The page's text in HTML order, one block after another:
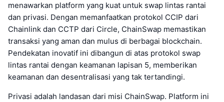
menawarkan platform yang kuat untuk swap lintas rantai
dan privasi. Dengan memanfaatkan protokol CCIP dari
Chainlink dan CCTP dari Circle, ChainSwap memastikan
transaksi yang aman dan mulus di berbagai blockchain.
Pendekatan inovatif ini dibangun di atas protokol swap
lintas rantai dengan keamanan lapisan 5, memberikan
keamanan dan desentralisasi yang tak tertandingi.
Privasi adalah landasan dari misi ChainSwap. Platform ini